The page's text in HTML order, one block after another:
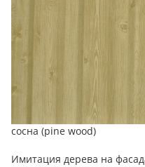
сосна (pine wood)
Имитация дерева на